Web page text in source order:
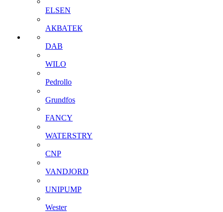
ELSEN
АКВАТЕК
DAB
WILO
Pedrollo
Grundfos
FANCY
WATERSTRY
CNP
VANDJORD
UNIPUMP
Wester